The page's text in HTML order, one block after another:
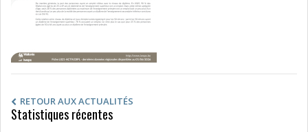
RETOUR AUX ACTUALITÉS
Statistiques récentes